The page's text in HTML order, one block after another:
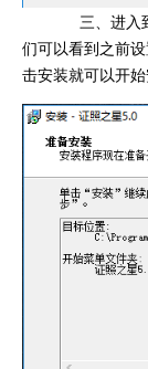
三、进入
们可以看到之前
击安装就可以开始